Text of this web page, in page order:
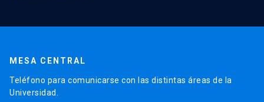
MESA CENTRAL
Teléfono para comunicarse con las distintas áreas de la
Universidad.